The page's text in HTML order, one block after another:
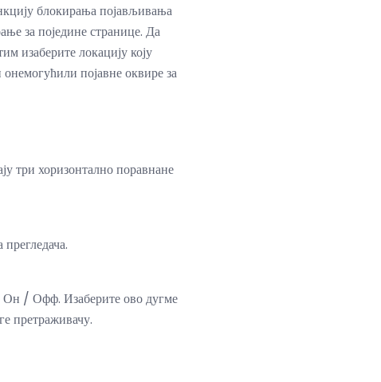
блокирања појављивања
за поједине странице. Да
изаберите локацију коју
појавне оквире за
три хоризонтално поравнане
Он / Офф. Изаберите ово дугме
претраживачу.